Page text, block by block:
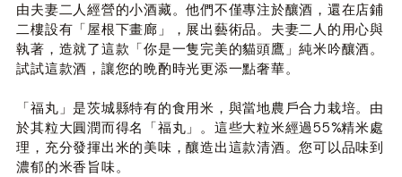
由夫妻二人經營的小酒藏。他們不僅專注於釀酒，還在店鋪
二樓設有「屋根下畫廊」，展出藝術品。夫妻二人的用心與
執著，造就了這款「你是一隻完美的貓頭鷹」純米吟釀酒。
試試這款酒，讓您的晩酌時光更添一點奢華。
「福丸」是茨城縣特有的食用米，與當地農戶合力栽培。由
於其粒大圓潤而得名「福丸」。這些大粒米經過55%精米處
理，充分發揮出米的美味，釀造出這款清酒。您可以品味到
濃郁的米香旨味。